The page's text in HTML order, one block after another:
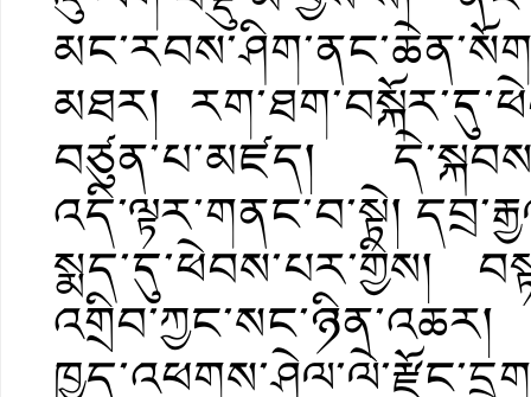
མཐར།
བཙུན་པ་མཛད།
འདི་ལྟར་གནང་བ་སྟེ།
སྨད་དུ་ཕེབས་པར་གྱིས།